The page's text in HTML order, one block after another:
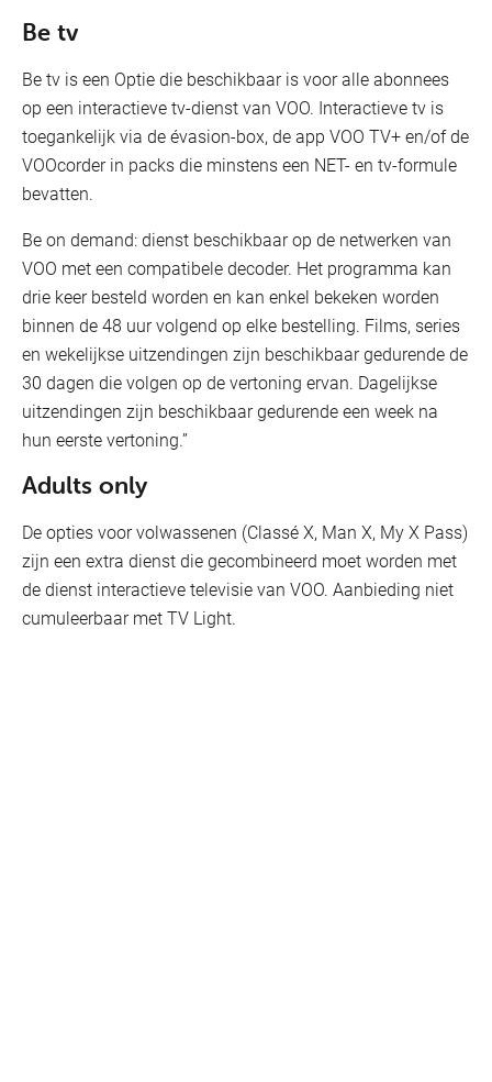
Be tv
Be tv is een Optie die beschikbaar is voor alle abonnees
op een interactieve tv-dienst van VOO. Interactieve tv is
toegankelijk via de évasion-box, de app VOO TV+ en/of de
VOOcorder in packs die minstens een NET- en tv-formule
bevatten.
Be on demand: dienst beschikbaar op de netwerken van
VOO met een compatibele decoder. Het programma kan
drie keer besteld worden en kan enkel bekeken worden
binnen de 48 uur volgend op elke bestelling. Films, series
en wekelijkse uitzendingen zijn beschikbaar gedurende de
30 dagen die volgen op de vertoning ervan. Dagelijkse
uitzendingen zijn beschikbaar gedurende een week na
hun eerste vertoning.”
Adults only
De opties voor volwassenen (Classé X, Man X, My X Pass)
zijn een extra dienst die gecombineerd moet worden met
de dienst interactieve televisie van VOO. Aanbieding niet
cumuleerbaar met TV Light.